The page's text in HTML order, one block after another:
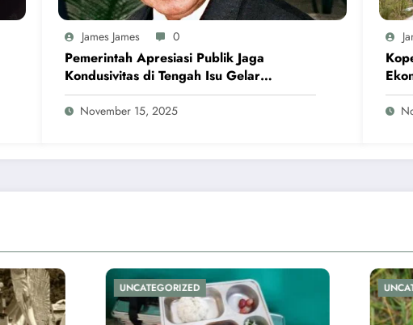
James James 0
Pemerintah Apresiasi Publik Jaga
Kondusivitas di Tengah Isu Gelar
Pahlawan Soeharto
November 15, 2025
UNCATEGORIZED